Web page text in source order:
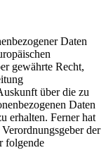
Daten
gewährte Recht,
über die zu
Daten
erhalten. Ferner hat
der
folgende